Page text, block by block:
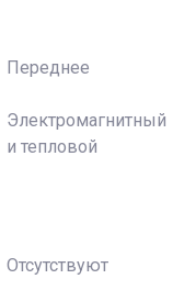
Переднее
Электромагнитный
и тепловой
Отсутствуют